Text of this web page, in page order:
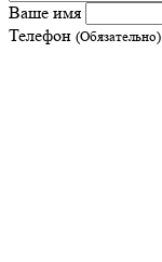
Ваше имя
Телефон (Обязательно)